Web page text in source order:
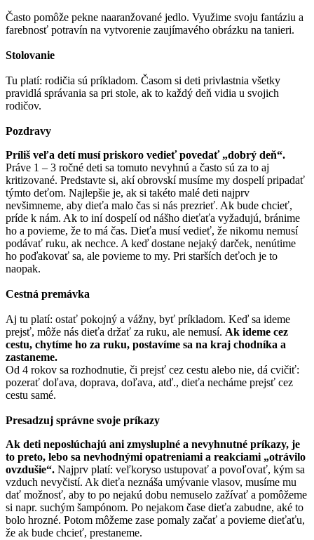
Často pomôže pekne naaranžované jedlo. Využime svoju fantáziu a
farebnosť potravín na vytvorenie zaujímavého obrázku na tanieri.
Stolovanie
Tu platí: rodičia sú príkladom. Časom si deti privlastnia všetky
pravidlá správania sa pri stole, ak to každý deň vidia u svojich
rodičov.
Pozdravy
Príliš veľa detí musí priskoro vedieť povedať „dobrý deň“.
Práve 1 – 3 ročné deti sa tomuto nevyhnú a často sú za to aj
kritizované. Predstavte si, akí obrovskí musíme my dospelí pripadať
týmto deťom. Najlepšie je, ak si takéto malé deti najprv
nevšimneme, aby dieťa malo čas si nás prezrieť. Ak bude chcieť,
príde k nám. Ak to iní dospelí od nášho dieťaťa vyžadujú, bránime
ho a povieme, že to má čas. Dieťa musí vedieť, že nikomu nemusí
podávať ruku, ak nechce. A keď dostane nejaký darček, nenútime
ho poďakovať sa, ale povieme to my. Pri starších deťoch je to
naopak.
Cestná premávka
Aj tu platí: ostať pokojný a vážny, byť príkladom. Keď sa ideme
prejsť, môže nás dieťa držať za ruku, ale nemusí. Ak ideme cez
cestu, chytíme ho za ruku, postavíme sa na kraj chodníka a
zastaneme.
Od 4 rokov sa rozhodnutie, či prejsť cez cestu alebo nie, dá cvičiť:
pozerať doľava, doprava, doľava, atď., dieťa necháme prejsť cez
cestu samé.
Presadzuj správne svoje príkazy
Ak deti neposlúchajú ani zmysluplné a nevyhnutné príkazy, je
to preto, lebo sa nevhodnými opatreniami a reakciami „otrávilo
ovzdušie“. Najprv platí: veľkoryso ustupovať a povoľovať, kým sa
vzduch nevyčistí. Ak dieťa neznáša umývanie vlasov, musíme mu
dať možnosť, aby to po nejakú dobu nemuselo zažívať a pomôžeme
si napr. suchým šampónom. Po nejakom čase dieťa zabudne, aké to
bolo hrozné. Potom môžeme zase pomaly začať a povieme dieťaťu,
že ak bude chcieť, prestaneme.